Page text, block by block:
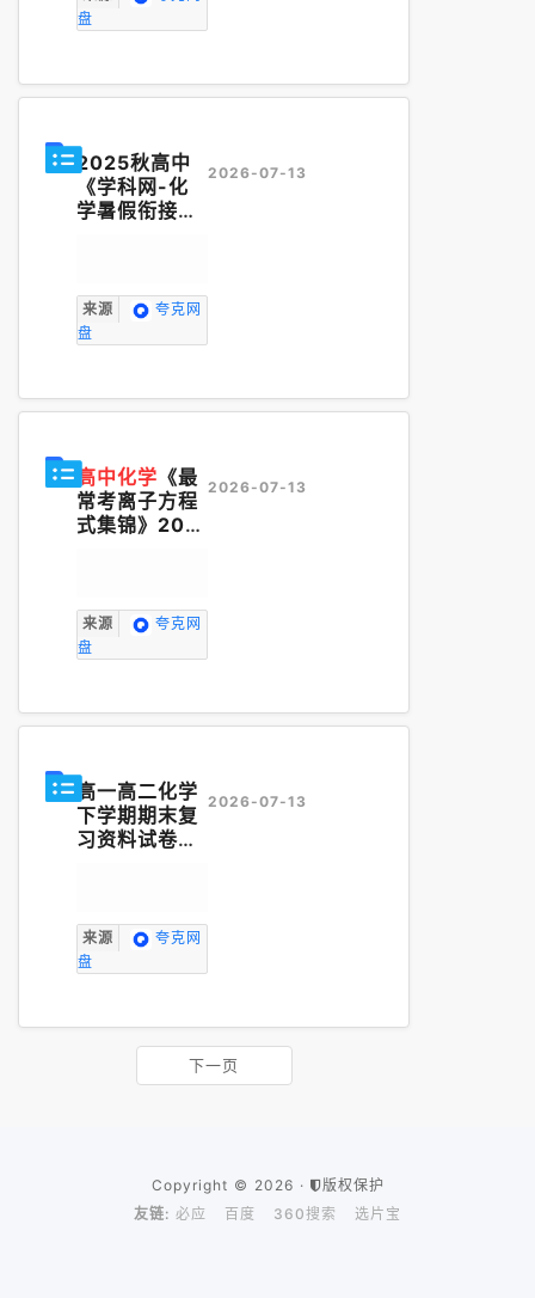
盘
2025秋高中
《学科网-化
学暑假衔接讲
业本）高中化
学
《学科网-
秋
来源
夸克网
盘
2026-07-13
高中化学 《最
常考离子方程
式集锦》202
来源
夸克网
盘
2026-07-13
高一高二化学
下学期期末复
习资料试卷大
来源
夸克网
盘
2026-07-13
下一页
Copyright © 2026 ·
版权保护
友链: 必应 百度 360搜索 选片宝